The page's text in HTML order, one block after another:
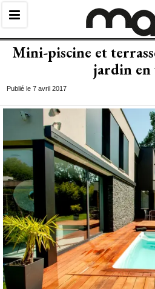
Mini-piscine et
jardin en
Publié le 7 avril 2017